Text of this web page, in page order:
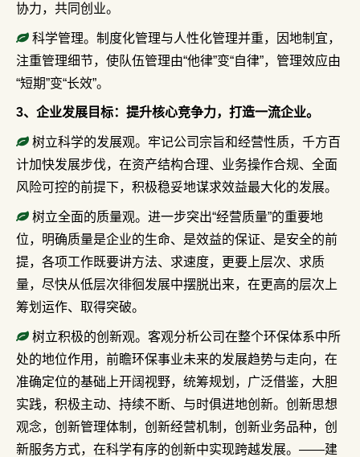
协力，共同创业。
科学管理。制度化管理与人性化管理并重，因地制宜，
注重管理细节，使队伍管理由“他律”变“自律”，管理效应由
“短期”变“长效”。
3、企业发展目标：提升核心竞争力，打造一流企业。
树立科学的发展观。牢记公司宗旨和经营性质，千方百
计加快发展步伐，在资产结构合理、业务操作合规、全面
风险可控的前提下，积极稳妥地谋求效益最大化的发展。
树立全面的质量观。进一步突出“经营质量”的重要地
位，明确质量是企业的生命、是效益的保证、是安全的前
提，各项工作既要讲方法、求速度，更要上层次、求质
量，尽快从低层次徘徊发展中摆脱出来，在更高的层次上
筹划运作、取得突破。
树立积极的创新观。客观分析公司在整个环保体系中所
处的地位作用，前瞻环保事业未来的发展趋势与走向，在
准确定位的基础上开阔视野，统筹规划，广泛借鉴，大胆
实践，积极主动、持续不断、与时俱进地创新。创新思想
观念，创新管理体制，创新经营机制，创新业务品种，创
新服务方式，在科学有序的创新中实现跨越发展。——建